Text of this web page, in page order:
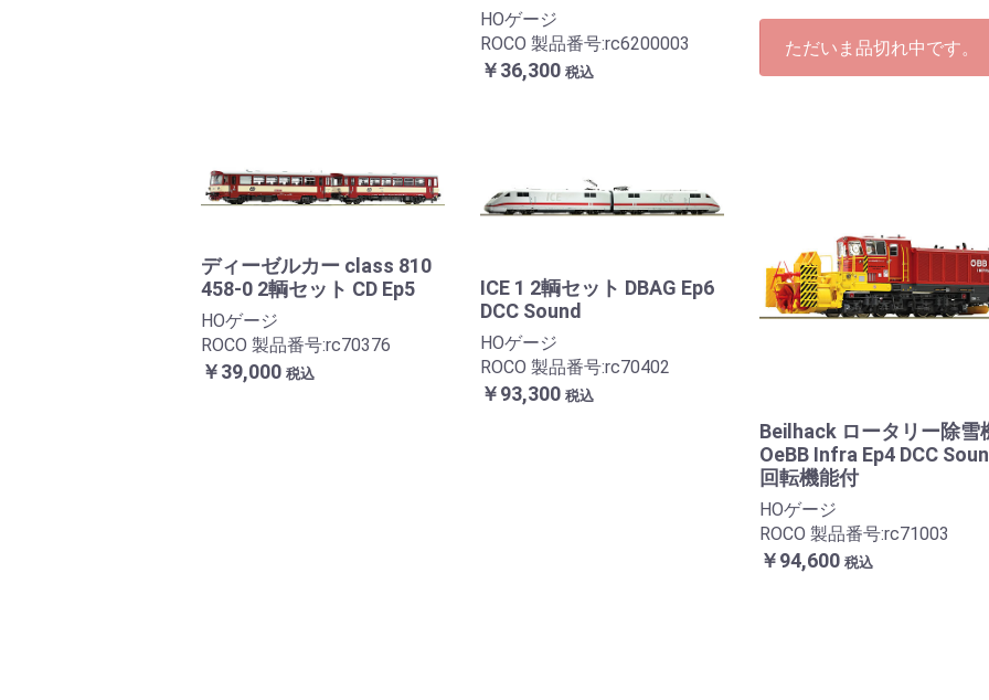
HOゲージ
ROCO 製品番号:rc6200003
￥36,300 税込
ただいま品切れ中です。
ディーゼルカー class 810
458-0 2輌セット CD Ep5
HOゲージ
ROCO 製品番号:rc70376
￥39,000 税込
ICE 1 2輌セット DBAG Ep6
DCC Sound
HOゲージ
ROCO 製品番号:rc70402
￥93,300 税込
Beilhack ロータリー除雪
OeBB Infra Ep4 DCC
回転機能付
HOゲージ
ROCO 製品番号:rc71003
￥94,600 税込